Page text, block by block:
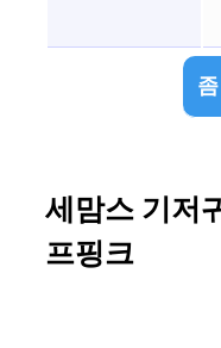
세맘스 기저
프핑크